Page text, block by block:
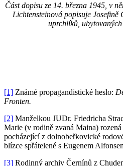
Část dopisu ze 14. března 1945, v
Lichtensteinová popisuje Josefině
uprchlíků,
[1] Známé propagandistické heslo:
Fronten.
[2] Manželkou JUDr. Friedricha
Marie (v rodině zvaná Maina)
pocházející z dolnobeřkovické
blízce spřátelené s Eugenem
[3] Rodinný archiv Černínů z